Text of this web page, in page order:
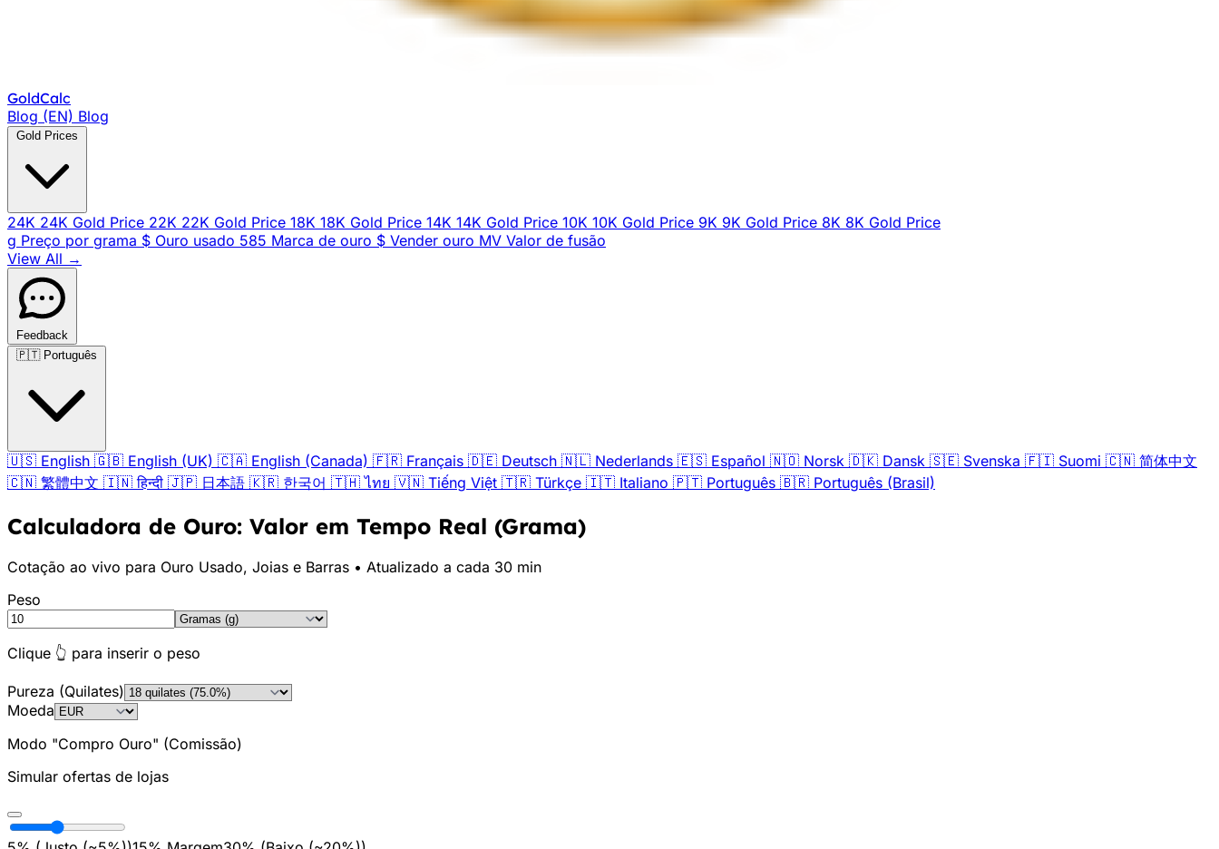
GoldCalc
Blog (EN) Blog
Gold Prices
24K 24K Gold Price 22K 22K Gold Price 18K 18K Gold Price 14K 14K Gold Price 10K 10K Gold Price 9K 9K Gold Price 8K 8K Gold Price
g Preço por grama $ Ouro usado 585 Marca de ouro $ Vender ouro MV Valor de fusão
View All →
Feedback
🇵🇹 Português
🇺🇸 English 🇬🇧 English (UK) 🇨🇦 English (Canada) 🇫🇷 Français 🇩🇪 Deutsch 🇳🇱 Nederlands 🇪🇸 Español 🇳🇴 Norsk 🇩🇰 Dansk 🇸🇪 Svenska 🇫🇮 Suomi 🇨🇳 简体中文
🇨🇳 繁體中文 🇮🇳 हिन्दी 🇯🇵 日本語 🇰🇷 한국어 🇹🇭 ไทย 🇻🇳 Tiếng Việt 🇹🇷 Türkçe 🇮🇹 Italiano 🇵🇹 Português 🇧🇷 Português (Brasil)
Calculadora de Ouro: Valor em Tempo Real (Grama)
Cotação ao vivo para Ouro Usado, Joias e Barras • Atualizado a cada 30 min
Peso
Clique 👆 para inserir o peso
Pureza (Quilates)
Moeda
Modo "Compro Ouro" (Comissão)
Simular ofertas de lojas